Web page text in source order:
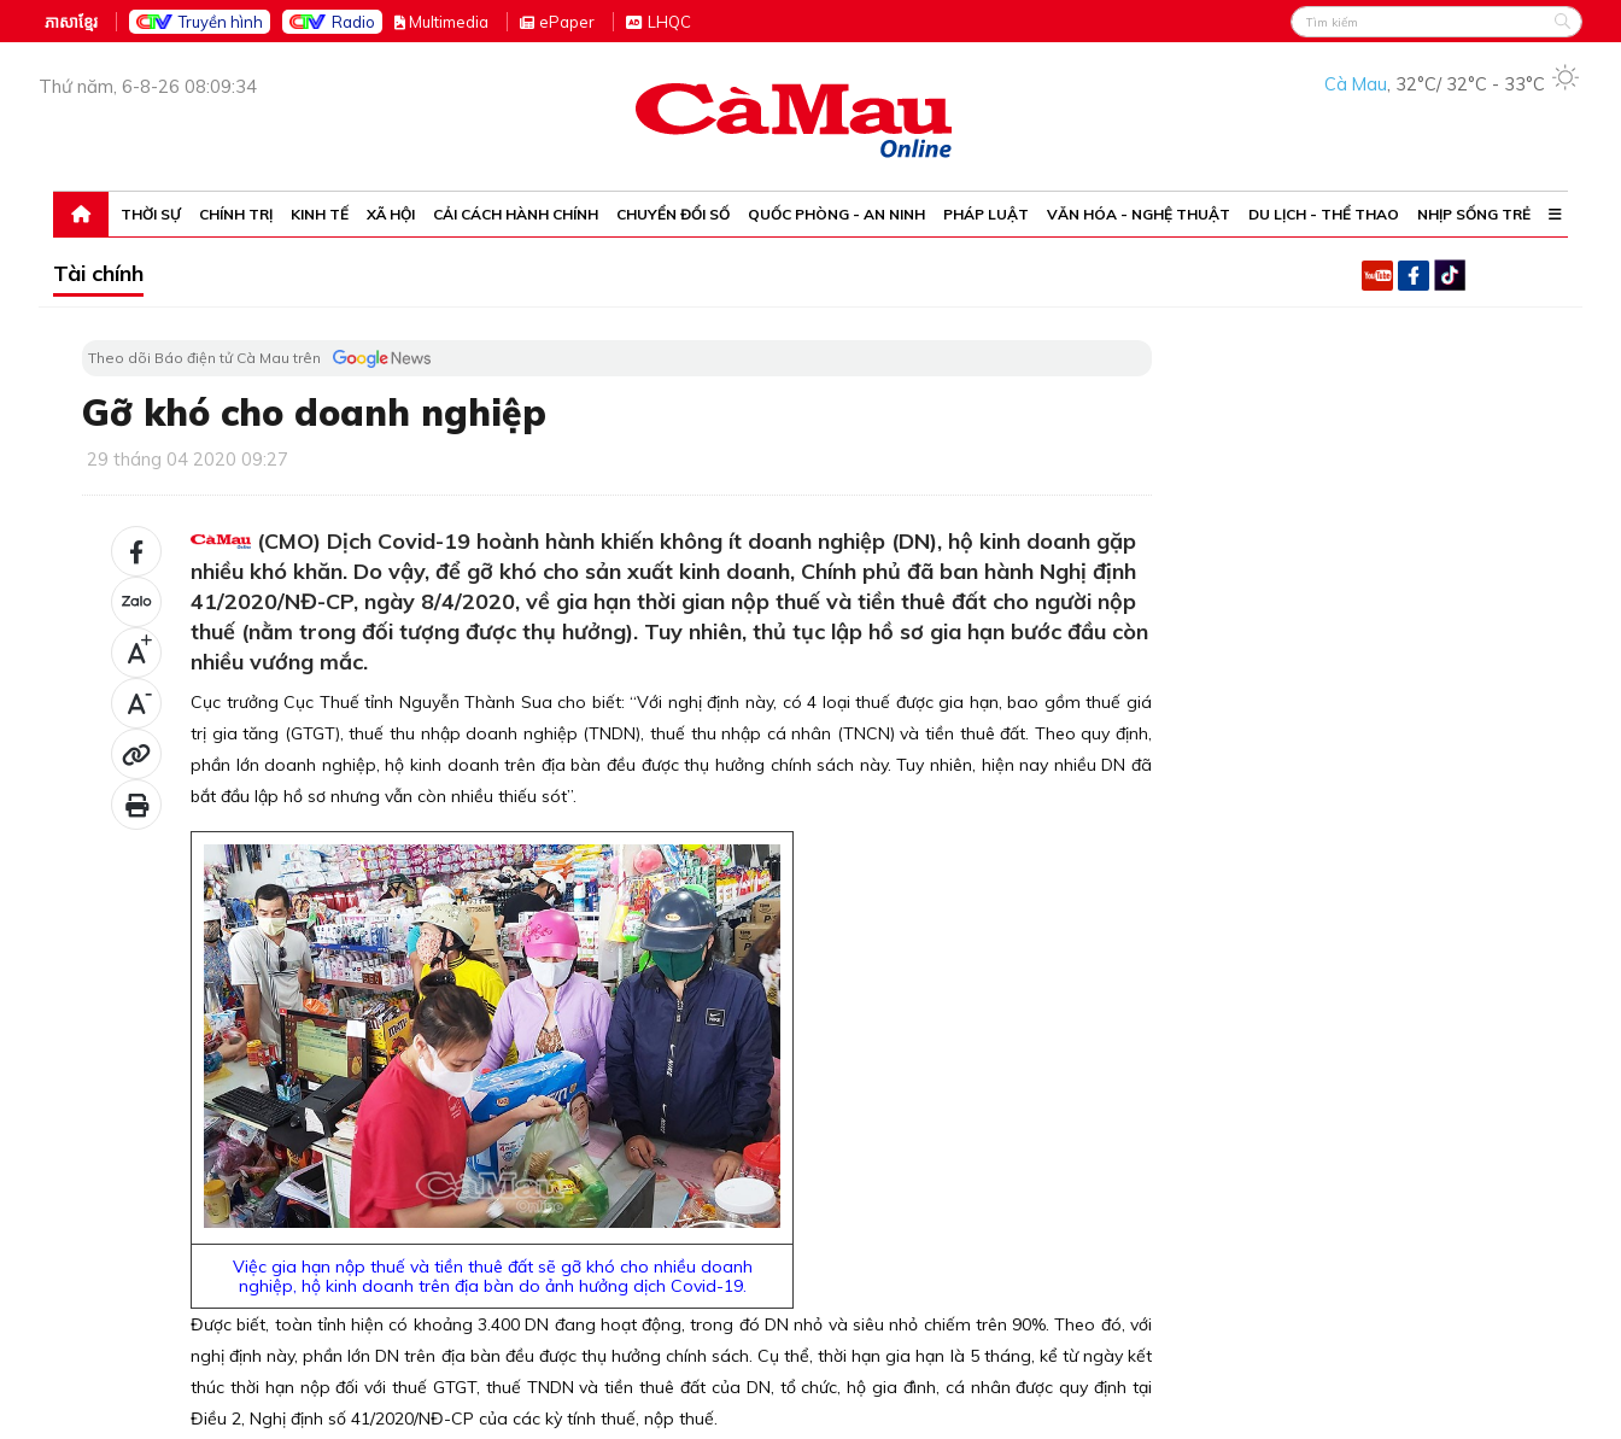
ភាសាខ្មែរ Truyền hình Radio Multimedia ePaper LHQC
Thứ năm, 6-8-26 08:09:34 Cà Mau, 32°C/ 32°C - 33°C
THỜI SỰ CHÍNH TRỊ KINH TẾ XÃ HỘI CẢI CÁCH HÀNH CHÍNH CHUYỂN ĐỔI SỐ QUỐC PHÒNG - AN NINH PHÁP LUẬT VĂN HÓA - NGHỆ THUẬT DU LỊCH - THỂ THAO NHỊP SỐNG TRẺ
Tài chính
Theo dõi Báo điện tử Cà Mau trên
Gỡ khó cho doanh nghiệp
29 tháng 04 2020 09:27
+
-
(CMO) Dịch Covid-19 hoành hành khiến không ít doanh nghiệp (DN), hộ kinh doanh gặp
nhiều khó khăn. Do vậy, để gỡ khó cho sản xuất kinh doanh, Chính phủ đã ban hành Nghị định
41/2020/NĐ-CP, ngày 8/4/2020, về gia hạn thời gian nộp thuế và tiền thuê đất cho người nộp
thuế (nằm trong đối tượng được thụ hưởng). Tuy nhiên, thủ tục lập hồ sơ gia hạn bước đầu còn
nhiều vướng mắc.
Cục trưởng Cục Thuế tỉnh Nguyễn Thành Sua cho biết: “Với nghị định này, có 4 loại thuế được gia hạn, bao gồm thuế giá
trị gia tăng (GTGT), thuế thu nhập doanh nghiệp (TNDN), thuế thu nhập cá nhân (TNCN) và tiền thuê đất. Theo quy định,
phần lớn doanh nghiệp, hộ kinh doanh trên địa bàn đều được thụ hưởng chính sách này. Tuy nhiên, hiện nay nhiều DN đã
bắt đầu lập hồ sơ nhưng vẫn còn nhiều thiếu sót”.
Việc gia hạn nộp thuế và tiền thuê đất sẽ gỡ khó cho nhiều doanh
nghiệp, hộ kinh doanh trên địa bàn do ảnh hưởng dịch Covid-19.
Được biết, toàn tỉnh hiện có khoảng 3.400 DN đang hoạt động, trong đó DN nhỏ và siêu nhỏ chiếm trên 90%. Theo đó, với
nghị định này, phần lớn DN trên địa bàn đều được thụ hưởng chính sách. Cụ thể, thời hạn gia hạn là 5 tháng, kể từ ngày kết
thúc thời hạn nộp đối với thuế GTGT, thuế TNDN và tiền thuê đất của DN, tổ chức, hộ gia đình, cá nhân được quy định tại
Điều 2, Nghị định số 41/2020/NĐ-CP của các kỳ tính thuế, nộp thuế.